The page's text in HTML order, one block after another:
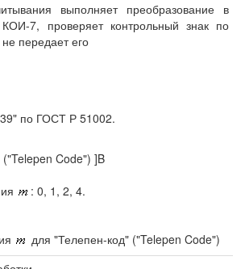
выполняет преобразование в
7, проверяет контрольный знак по
передает его
по ГОСТ Р 51002.
Code") ]B
: 0, 1, 2, 4.
для "Телепен-код" ("Telepen Code")